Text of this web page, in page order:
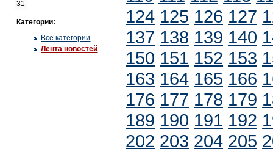
31
Категории:
Все категории
Лента новостей
124 125 126 127
137 138 139 140
150 151 152 153
163 164 165 166
176 177 178 179
189 190 191 192
202 203 204 205